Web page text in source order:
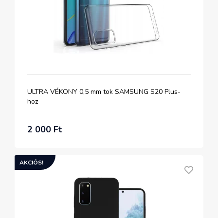
ULTRA VÉKONY 0,5 mm tok SAMSUNG S20 Plus-
hoz
2 000 Ft
AKCIÓS!